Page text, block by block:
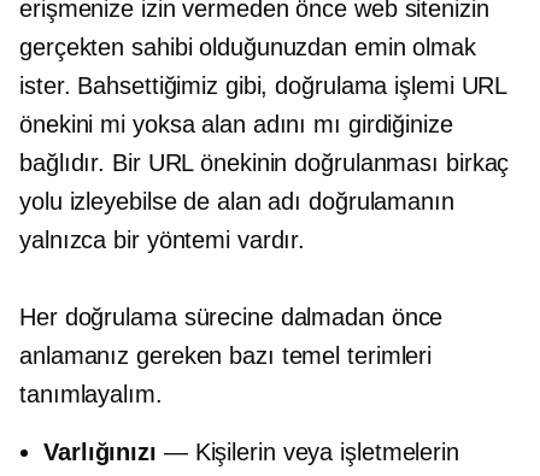
erişmenize izin vermeden önce web sitenizin
gerçekten sahibi olduğunuzdan emin olmak
ister. Bahsettiğimiz gibi, doğrulama işlemi URL
önekini mi yoksa alan adını mı girdiğinize
bağlıdır. Bir URL önekinin doğrulanması birkaç
yolu izleyebilse de alan adı doğrulamanın
yalnızca bir yöntemi vardır.
Her doğrulama sürecine dalmadan önce
anlamanız gereken bazı temel terimleri
tanımlayalım.
Varlığınızı — Kişilerin veya işletmelerin